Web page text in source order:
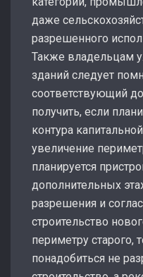
даже
разрешенного
Также владельцам
зданий следует
соответствующий
получить, если
контура
увеличение
планируется
дополнительных
разрешения и
строительство
периметру старого,
понадобиться не